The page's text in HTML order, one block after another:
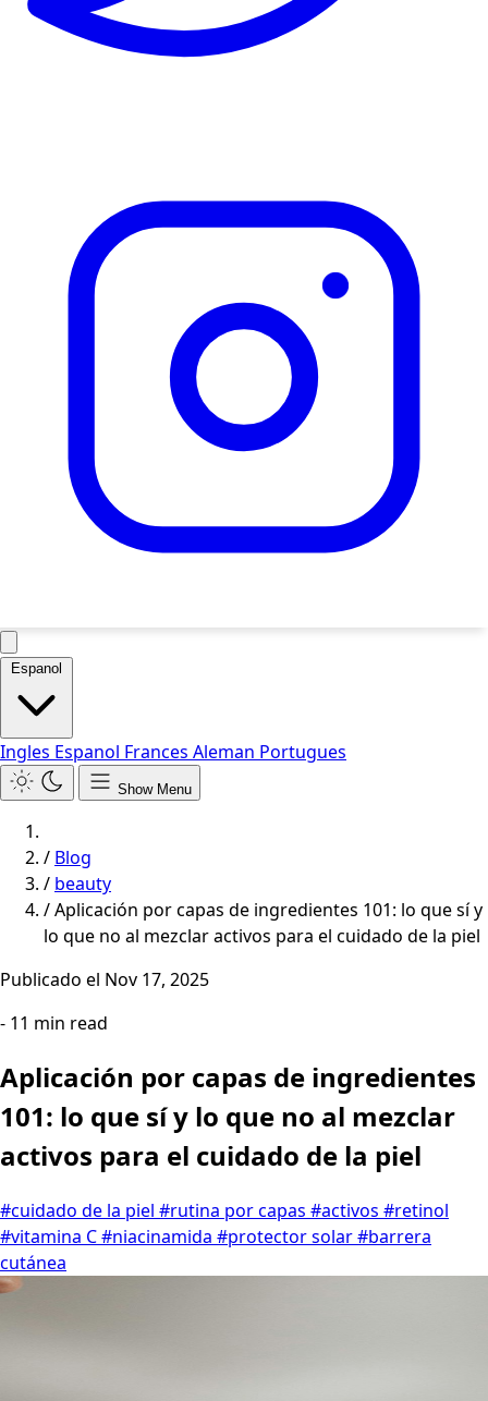
Espanol
Ingles Espanol Frances Aleman Portugues
Show Menu
/ Blog
/ beauty
/Aplicación por capas de ingredientes 101: lo que sí y
lo que no al mezclar activos para el cuidado de la piel
Publicado el Nov 17, 2025
- 11 min read
Aplicación por capas de ingredientes
101: lo que sí y lo que no al mezclar
activos para el cuidado de la piel
#cuidado de la piel #rutina por capas #activos #retinol
#vitamina C#niacinamida #protector solar#barrera
cutánea